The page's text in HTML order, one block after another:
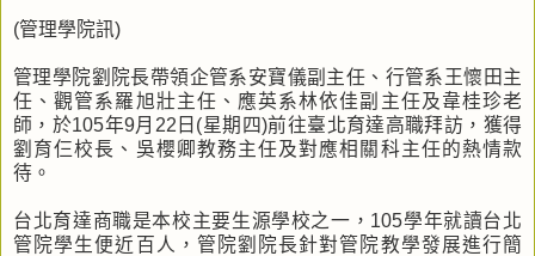
(管理學院訊)
管理學院劉院長帶領企管系安寶儀副主任、行管系王懷田主
任、觀管系羅旭壯主任、應英系林依佳副主任及韋桂珍老
師，於105年9月22日(星期四)前往臺北育達高職拜訪，獲得
劉育仨校長、吳櫻卿教務主任及對應相關科主任的熱情款
待。
台北育達商職是本校主要生源學校之一，105學年就讀台北
管院學生便近百人，管院劉院長針對管院教學發展進行簡